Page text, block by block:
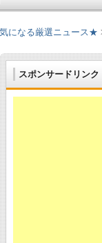
スポンサードリンク
気になる厳選ニュース★